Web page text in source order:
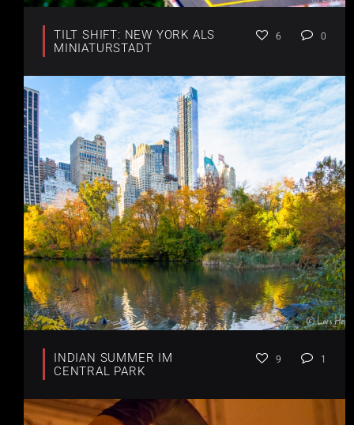
TILT SHIFT: NEW YORK ALS
MINIATURSTADT
6 0
INDIAN SUMMER IM
CENTRAL PARK
9 1